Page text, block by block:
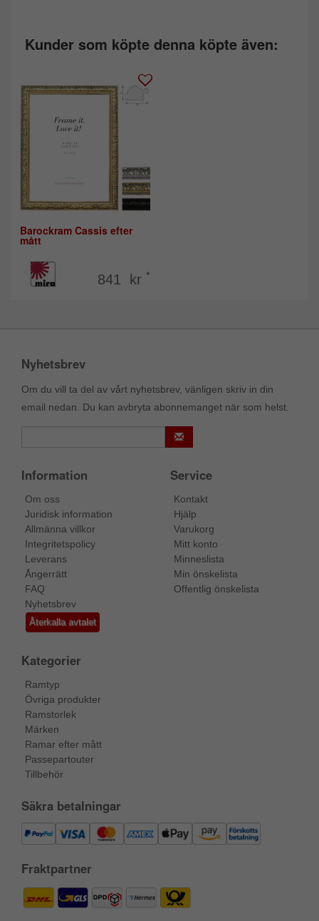
Kunder som köpte denna köpte även:
Barockram Cassis efter
mått
841 kr *
Nyhetsbrev
Om du vill ta del av vårt nyhetsbrev, vänligen skriv in din
email nedan. Du kan avbryta abonnemanget när som helst.
Information
Om oss
Juridisk information
Allmänna villkor
Integritetspolicy
Leverans
Ångerrätt
FAQ
Nyhetsbrev
Återkalla avtalet
Service
Kontakt
Hjälp
Varukorg
Mitt konto
Minneslista
Min önskelista
Offentlig önskelista
Kategorier
Ramtyp
Övriga produkter
Ramstorlek
Märken
Ramar efter mått
Passepartouter
Tillbehör
Säkra betalningar
Fraktpartner